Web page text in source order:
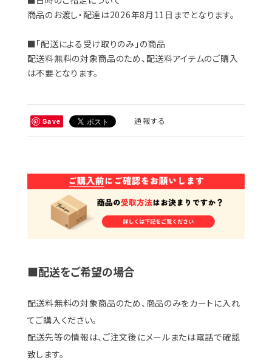
商品のお渡し・配達は2026年8月11日までとなります。
■「配送による受け取りのみ」の商品
配送料無料の対象商品のため、配送料アイテムのご購入
は不要となります。
Save 通報する
■配送をご希望の場合
配送料無料の対象商品のため、商品のみをカートに入れ
てご購入ください。
配送先等の情報は、ご注文後にメールまたは電話で確認
致します。